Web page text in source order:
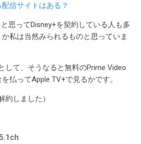
信サイトはある？
思ってDisney+を契約している人も多
私は当然みられるものと思っていま
して、そうなると無料のPrime Video
払ってApple TV+で見るかです。
約しました）